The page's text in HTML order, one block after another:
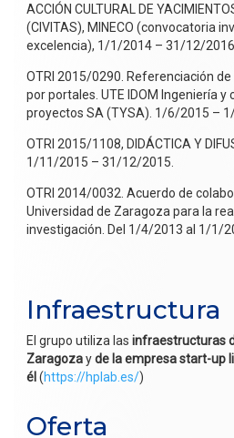
ACCIÓN CULTURAL DE
(CIVITAS), MINECO (convocatoria
excelencia), 1/1/2014 – 31/12/2016
OTRI 2015/0290. Referenciación
por portales. UTE IDOM Ingeniería
proyectos SA (TYSA). 1/6/2015 –
OTRI 2015/1108, DIDÁCTICA Y
1/11/2015 – 31/12/2015.
OTRI 2014/0032. Acuerdo de
Universidad de Zaragoza para la
investigación. Del 1/4/2013 al 1/1/
Infraestructura
El grupo utiliza las infraestructuras
Zaragozayde la empresa start-up
él (https://hplab.es/)
Oferta